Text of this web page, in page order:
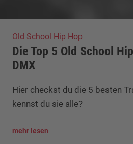
Old School Hip Hop
Die Top 5 Old School
DMX
Hier checkst du die 5 besten
kennst du sie alle?
mehr lesen